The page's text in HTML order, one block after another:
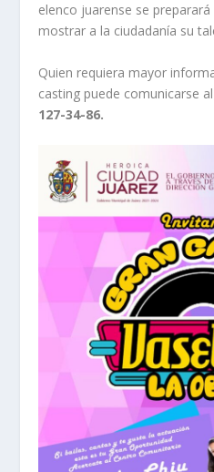
elenco juarense se
mostrar a la ciudadanía su
Quien requiera mayor
casting puede comunicarse
127-34-86.